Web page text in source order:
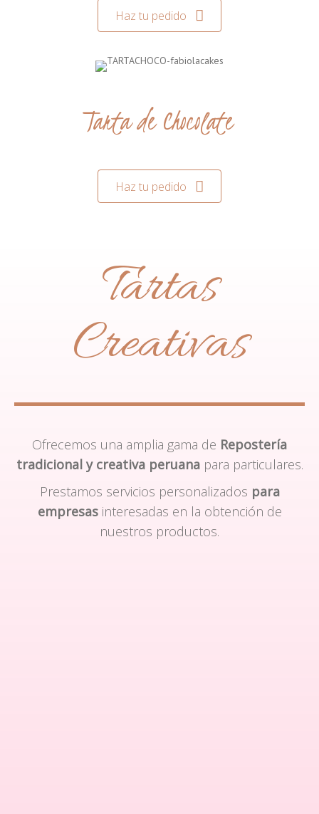
Haz tu pedido
Tarta de Chocolate
Haz tu pedido
Tartas
Creativas
Ofrecemos una amplia gama de Repostería
tradicional y creativa peruanapara particulares.
Prestamos servicios personalizados para
empresasinteresadas en la obtención de
nuestros productos.